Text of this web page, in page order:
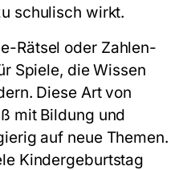
schulisch wirkt.
Rätsel oder Zahlen-
Spiele, die Wissen
Diese Art von
mit Bildung und
auf neue Themen.
Kindergeburtstag